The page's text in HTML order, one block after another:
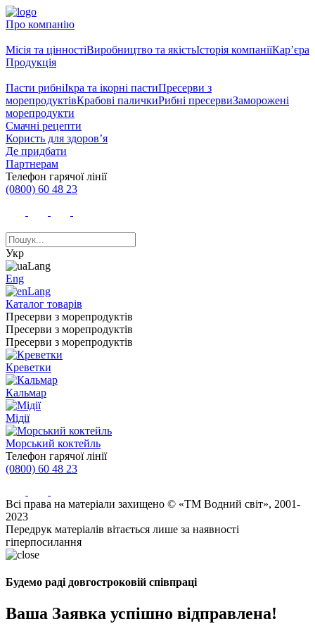
Про компанію
Місія та цінностіВиробництво та якістьІсторія компаніїКар’єра
Продукція
Пасти рибніІкра та ікорні пастиПресерви з
морепродуктівКрабові паличкиРибні пресервиЗаморожені
морепродукти
Смачні рецепти
Користь для здоров’я
Де придбати
Партнерам
Телефон гарячої лінії
(0800) 60 48 23
Укр
Eng
Каталог товарів
Пресерви з морепродуктів
Пресерви з морепродуктів
Пресерви з морепродуктів
Креветки
Кальмар
Мідії
Морський коктейль
Телефон гарячої лінії
(0800) 60 48 23
Всі права на матеріали захищено © «ТМ Водний світ», 2001-
2023
Передрук матеріалів вітається лише за наявності
гіперпосилання
Будемо раді довгостроковій співпраці
Ваша Заявка успішно відправлена!